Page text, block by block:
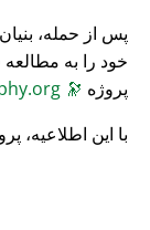
پس از حمله،
خود را به
پروژه 🔭
با این اطلاعیه،